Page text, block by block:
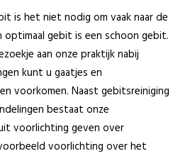
is het niet nodig om vaak naar de
optimaal gebit is een schoon gebit.
aan onze praktijk nabij
kunt u gaatjes en
voorkomen. Naast gebitsreiniging
bestaat onze
voorlichting geven over
voorlichting over het